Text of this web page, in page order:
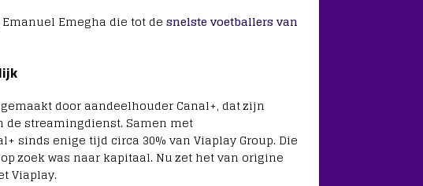
Emegha die tot desnelste voetballers van
door aandeelhouder Canal+, dat zijn
streamingdienst. Samen met
sinds enige tijd circa 30% van Viaplay Group. Die
zoek was naar kapitaal. Nu zet het van origine
Viaplay.